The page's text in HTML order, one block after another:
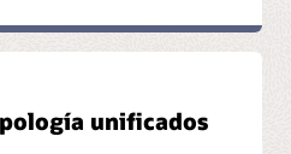
garantía de servicio integral
unificados